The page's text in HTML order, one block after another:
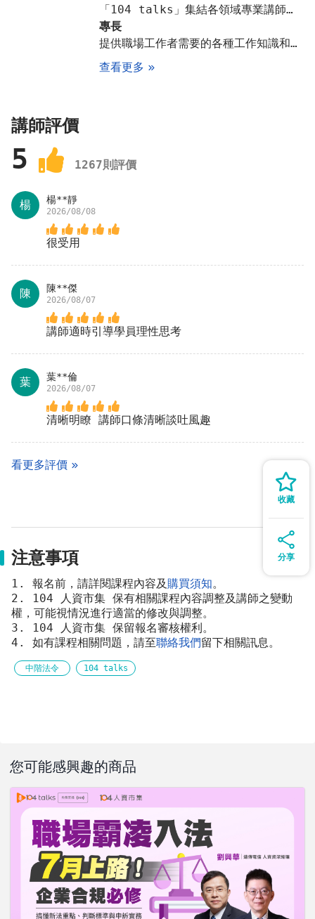
收藏
分享
「104 talks」集結各領域專業講師的知識與分享，為職場人士帶來啟發和新視角、「104 talks」全面地推動企業及個人對在職進修的重視，創造知識的善循環、「104 talks」創下直播在線近千人一同線上學習
專長
提供職場工作者需要的各種工作知識和技能，結合各專業講師的實戰經驗與人生歷練，深入淺出的提升學員們的競爭力
查看更多
講師評價
5 1267則評價
楊 楊**靜
2026/08/08
很受用
陳 陳**傑
2026/08/07
講師適時引導學員理性思考
葉 葉**倫
2026/08/07
清晰明瞭 講師口條清晰談吐風趣
看更多評價
注意事項
1. 報名前，請詳閱課程內容及 購買須知。
2. 104 人資市集 保有相關課程內容調整及講師之變動
權，可能視情況進行適當的修改與調整。
3. 104 人資市集 保留報名審核權利。
4. 如有課程相關問題，請至聯絡我們留下相關訊息。
中階法令 104 talks
您可能感興趣的商品